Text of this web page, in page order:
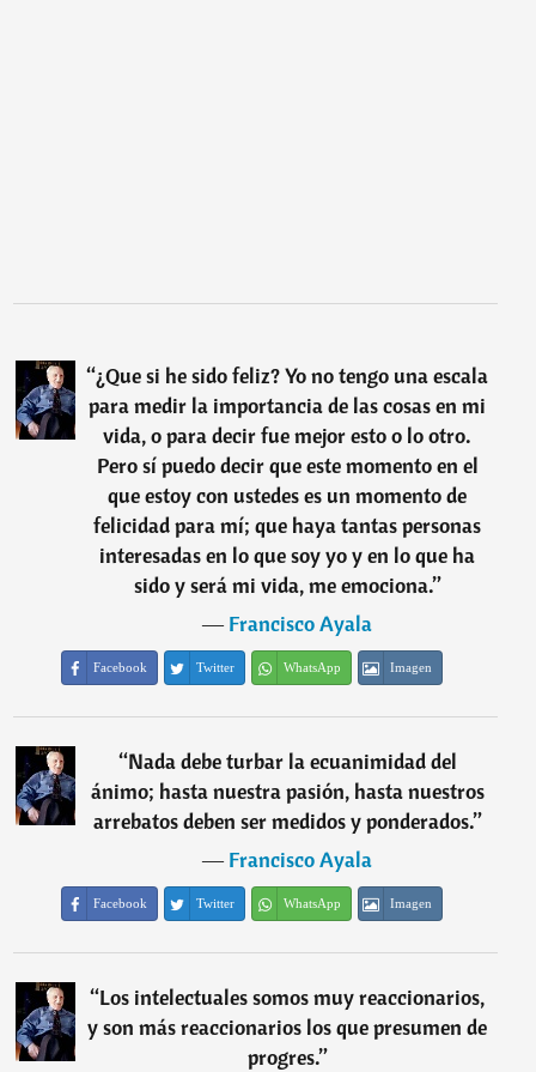
“¿Que si he sido feliz? Yo no tengo una escala
para medir la importancia de las cosas en mi
vida, o para decir fue mejor esto o lo otro.
Pero sí puedo decir que este momento en el
que estoy con ustedes es un momento de
felicidad para mí; que haya tantas personas
interesadas en lo que soy yo y en lo que ha
sido y será mi vida, me emociona.”
―Francisco Ayala
Facebook Twitter WhatsApp Imagen
“Nada debe turbar la ecuanimidad del
ánimo; hasta nuestra pasión, hasta nuestros
arrebatos deben ser medidos y ponderados.”
―Francisco Ayala
Facebook Twitter WhatsApp Imagen
“Los intelectuales somos muy reaccionarios,
y son más reaccionarios los que presumen de
progres.”